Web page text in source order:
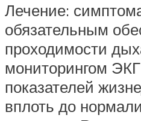
Лечение:
обязательным
проходимости
мониторингом
показателей
вплоть до